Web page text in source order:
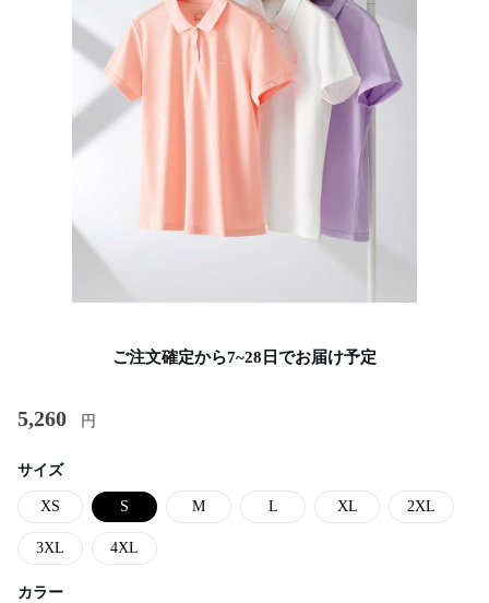
ご注文確定から7~28日でお届け予定
5,260 円
サイズ
XS S M L XL 2XL
3XL 4XL
カラー